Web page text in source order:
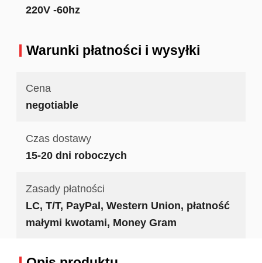
220V -60hz
Warunki płatności i wysyłki
Cena
negotiable
Czas dostawy
15-20 dni roboczych
Zasady płatności
LC, T/T, PayPal, Western Union, płatność
małymi kwotami, Money Gram